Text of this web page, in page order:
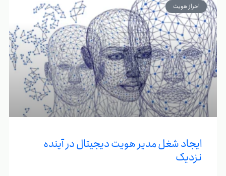
احراز هویت
ایجاد شغل مدیر هویت دیجیتال در آینده
نزدیک